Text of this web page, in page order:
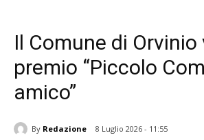
Il Comune di Orvinio
premio “Piccolo
amico”
By Redazione 8 Luglio 2026 - 11:55